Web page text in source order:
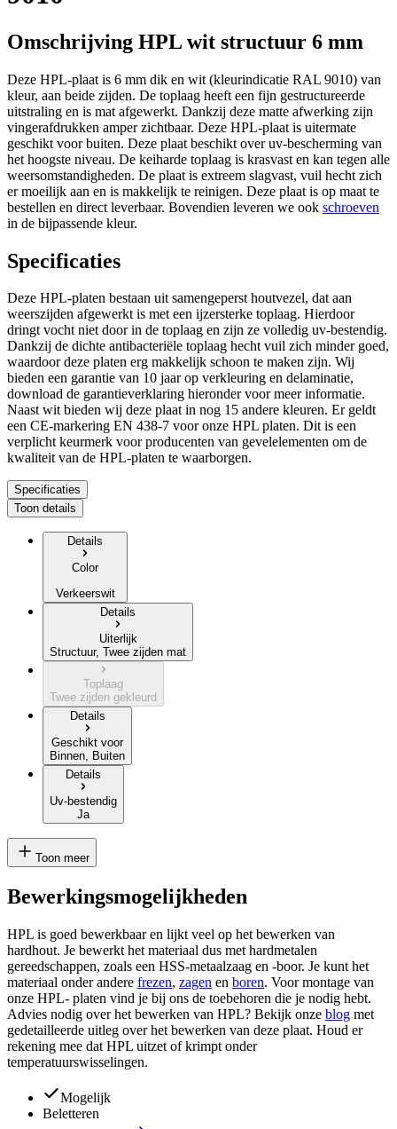
Omschrijving HPL wit structuur 6 mm
Deze HPL-plaat is 6 mm dik en wit (kleurindicatie RAL 9010) van
kleur, aan beide zijden. De toplaag heeft een fijn gestructureerde
uitstraling en is mat afgewerkt. Dankzij deze matte afwerking zijn
vingerafdrukken amper zichtbaar. Deze HPL-plaat is uitermate
geschikt voor buiten. Deze plaat beschikt over uv-bescherming van
het hoogste niveau. De keiharde toplaag is krasvast en kan tegen alle
weersomstandigheden. De plaat is extreem slagvast, vuil hecht zich
er moeilijk aan en is makkelijk te reinigen. Deze plaat is op maat te
bestellen en direct leverbaar. Bovendien leveren we ook schroeven
in de bijpassende kleur.
Specificaties
Deze HPL-platen bestaan uit samengeperst houtvezel, dat aan
weerszijden afgewerkt is met een ijzersterke toplaag. Hierdoor
dringt vocht niet door in de toplaag en zijn ze volledig uv-bestendig.
Dankzij de dichte antibacteriële toplaag hecht vuil zich minder goed,
waardoor deze platen erg makkelijk schoon te maken zijn. Wij
bieden een garantie van 10 jaar op verkleuring en delaminatie,
download de garantieverklaring hieronder voor meer informatie.
Naast wit bieden wij deze plaat in nog 15 andere kleuren. Er geldt
een CE-markering EN 438-7 voor onze HPL platen. Dit is een
verplicht keurmerk voor producenten van gevelelementen om de
kwaliteit van de HPL-platen te waarborgen.
Specificaties
Toon details
Details
Color
Verkeerswit
Details
Uiterlijk
Structuur, Twee zijden mat
Toplaag
Twee zijden gekleurd
Details
Geschikt voor
Binnen, Buiten
Details
Uv-bestendig
Ja
Toon meer
Bewerkingsmogelijkheden
HPL is goed bewerkbaar en lijkt veel op het bewerken van
hardhout. Je bewerkt het materiaal dus met hardmetalen
gereedschappen, zoals een HSS-metaalzaag en -boor. Je kunt het
materiaal onder andere frezen, zagen en boren. Voor montage van
onze HPL- platen vind je bij ons de toebehoren die je nodig hebt.
Advies nodig over het bewerken van HPL? Bekijk onze blog met
gedetailleerde uitleg over het bewerken van deze plaat. Houd er
rekening mee dat HPL uitzet of krimpt onder
temperatuurswisselingen.
Mogelijk
Beletteren